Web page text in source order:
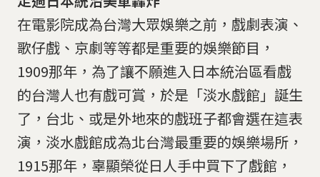
在電影院成為台灣大眾娛樂之前，戲劇表演、
歌仔戲、京劇等等都是重要的娛樂節目，
1909那年，為了讓不願進入日本統治區看戲
的台灣人也有戲可賞，於是「淡水戲館」誕生
了，台北、或是外地來的戲班子都會選在這表
演，淡水戲館成為北台灣最重要的娛樂場所，
1915那年，辜顯榮從日人手中買下了戲館，